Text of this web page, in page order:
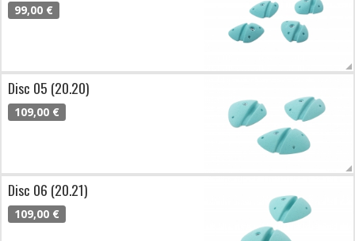
99,00 €
Disc 05 (20.20)
109,00 €
Disc 06 (20.21)
109,00 €